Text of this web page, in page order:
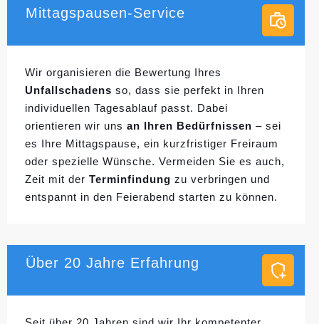
Mittagspausen-Service
Wir organisieren die Bewertung Ihres
Unfallschadens so, dass sie perfekt in Ihren
individuellen Tagesablauf passt. Dabei
orientieren wir uns an Ihren Bedürfnissen – sei
es Ihre Mittagspause, ein kurzfristiger Freiraum
oder spezielle Wünsche. Vermeiden Sie es auch,
Zeit mit der Terminfindung zu verbringen und
entspannt in den Feierabend starten zu können.
Über 20 Jahre Erfahrung